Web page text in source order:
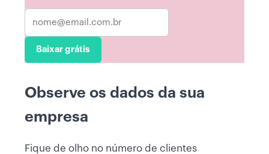
Baixar grátis
Observe os dados da sua
empresa
Fique de olho no número de clientes